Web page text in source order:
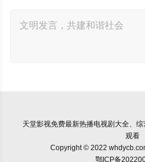
天堂影视免费最新热播电视剧大全、
观看
Copyright © 2022
鄂ICP备